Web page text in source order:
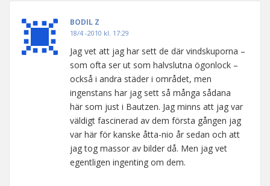
BODIL Z
18/4 -2010 kl. 17:29
Jag vet att jag har sett de där vindskuporna –
som ofta ser ut som halvslutna ögonlock –
också i andra städer i området, men
ingenstans har jag sett så många sådana
här som just i Bautzen. Jag minns att jag var
väldigt fascinerad av dem första gången jag
var här för kanske åtta-nio år sedan och att
jag tog massor av bilder då. Men jag vet
egentligen ingenting om dem.